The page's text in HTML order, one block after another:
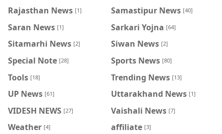
Rajasthan News [1] Samastipur News [40]
Saran News [1] Sarkari Yojna [64]
Sitamarhi News [2] Siwan News [2]
Special Note [28] Sports News [80]
Tools [18] Trending News [13]
UP News [61] Uttarakhand News [1]
VIDESH NEWS [27] Vaishali News [7]
Weather [4] affiliate [3]